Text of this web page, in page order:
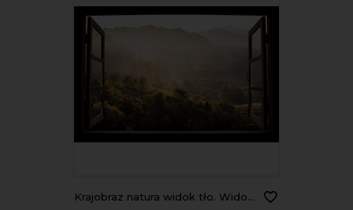
krajobraz natura widok tło. Widok z okna na cudowny krajobraz natura z tarasami ryżowymi w Chiangmai, Tajlandia, Indochina